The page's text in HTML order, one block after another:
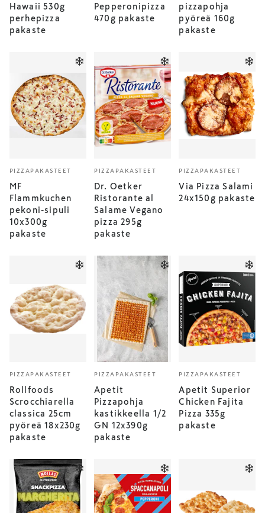
Hawaii 530g
perhepizza
pakaste
Pepperonipizza
470g pakaste
pizzapohja
pyöreä 160g
pakaste
PIZZAPAKASTEET
MF
Flammkuchen
pekoni-sipuli
10x300g
pakaste
PIZZAPAKASTEET
Dr. Oetker
Ristorante al
Salame Vegano
pizza 295g
pakaste
PIZZAPAKASTEET
Via Pizza Salami
24x150g pakaste
PIZZAPAKASTEET
Rollfoods
Scrocchiarella
classica 25cm
pyöreä 18x230g
pakaste
PIZZAPAKASTEET
Apetit
Pizzapohja
kastikkeella 1/2
GN 12x390g
pakaste
PIZZAPAKASTEET
Apetit Superior
Chicken Fajita
Pizza 335g
pakaste